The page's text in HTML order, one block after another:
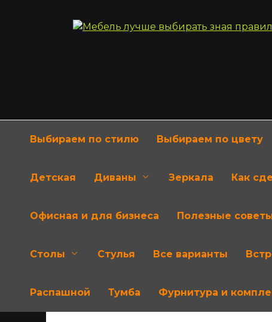
Выбираем по стилю Выбираем по цвету
Детская Диваны Зеркала Как
Офисная и для бизнеса Полезные
Столы Стулья Все варианты
Распашной Тумба Фурнитура и